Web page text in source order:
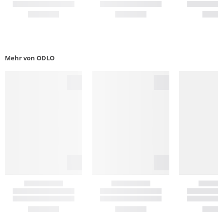
Mehr von ODLO